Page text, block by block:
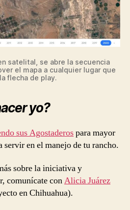
satelital, se abre la secuencia
el mapa a cualquier lugar que
flecha de play.
yo?
sus Agostaderospara mayor
en el manejo de tu rancho.
sobre la iniciativa y
comunícate conAlicia Juárez
en Chihuahua).